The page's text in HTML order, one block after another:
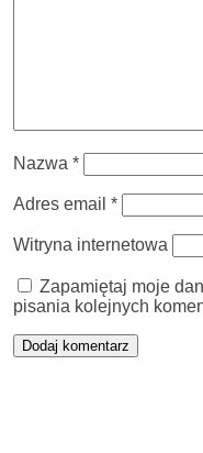
Nazwa *
Adres email *
Witryna internetowa
Zapamiętaj moje
pisania kolejnych